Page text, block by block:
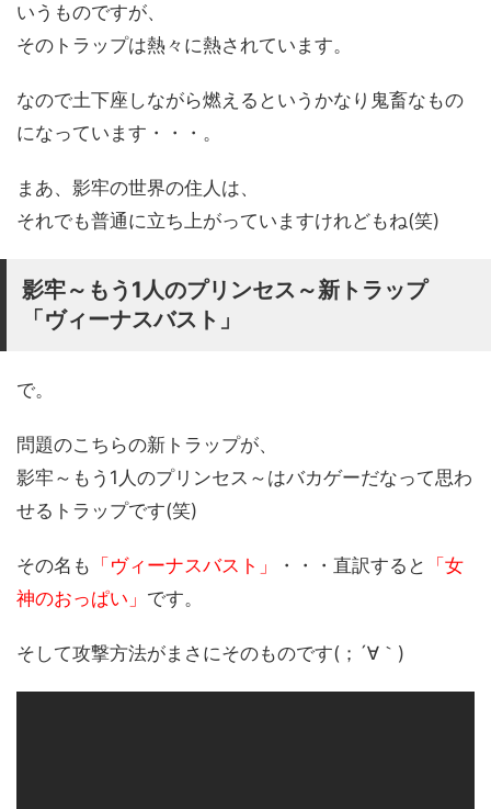
いうものですが、
そのトラップは熱々に熱されています。
なので土下座しながら燃えるというかなり鬼畜なもの
になっています・・・。
まあ、影牢の世界の住人は、
それでも普通に立ち上がっていますけれどもね(笑)
影牢～もう1人のプリンセス～新トラップ
「ヴィーナスバスト」
で。
問題のこちらの新トラップが、
影牢～もう1人のプリンセス～はバカゲーだなって思わ
せるトラップです(笑)
その名も 「ヴィーナスバスト」 ・・・直訳すると
「女
神のおっぱい」 です。
そして攻撃方法がまさにそのものです(；´∀｀)